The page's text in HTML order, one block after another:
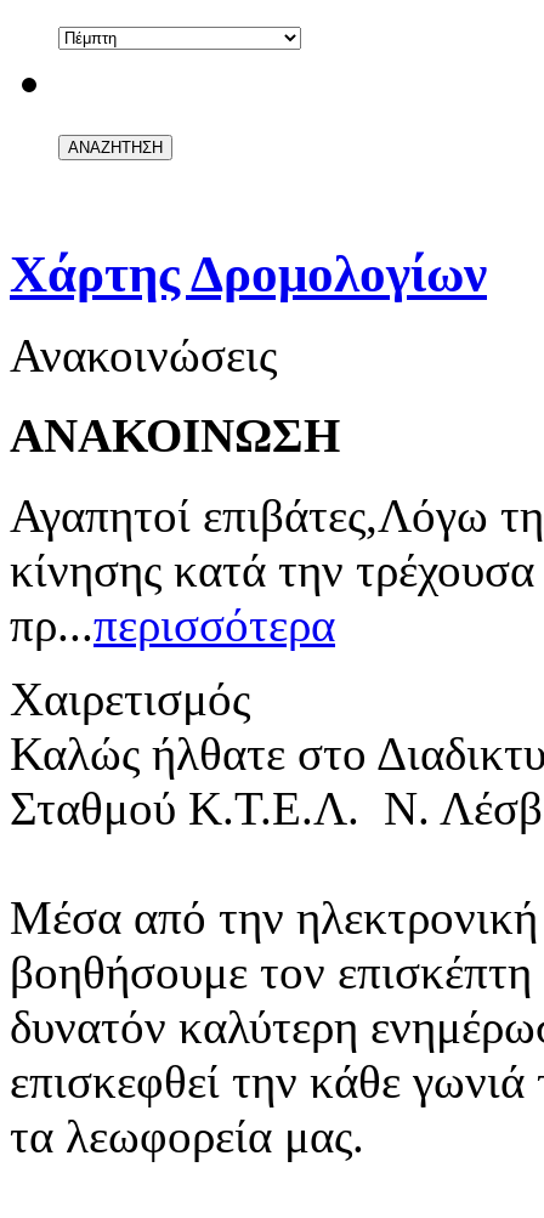
Χάρτης Δρομολογίων
Ανακοινώσεις
ΑΝΑΚΟΙΝΩΣΗ
Αγαπητοί επιβάτες,Λόγω
κίνησης κατά την
πρ...περισσότερα
Χαιρετισμός
Καλώς ήλθατε στο
Σταθμού Κ.Τ.Ε.Λ. Ν.
Μέσα από την ηλεκτρονική
βοηθήσουμε τον
δυνατόν καλύτερη
επισκεφθεί την κάθε
τα λεωφορεία μας.